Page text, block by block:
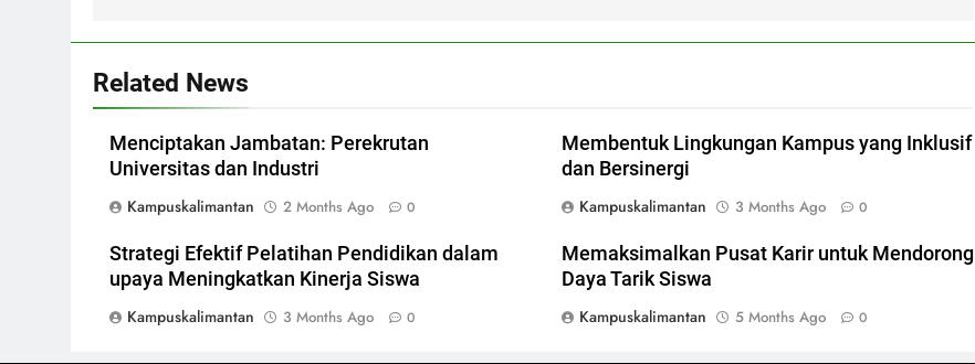
Related News
Menciptakan Jambatan: Perekrutan
Universitas dan Industri
Kampuskalimantan
2 Months Ago 0
Membentuk Lingkungan Kampus yang Inklusif
dan Bersinergi
Kampuskalimantan
3 Months Ago 0
Strategi Efektif Pelatihan Pendidikan dalam
upaya Meningkatkan Kinerja Siswa
Kampuskalimantan
3 Months Ago 0
Memaksimalkan Pusat Karir untuk Mendorong
Daya Tarik Siswa
Kampuskalimantan
5 Months Ago 0